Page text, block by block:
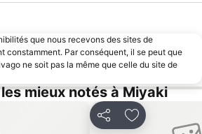
que nous recevons des sites de
constamment. Par conséquent, il se peut que
ne soit pas la même que celle du site de
mieux notés à Miyaki
PartagerAjouter à